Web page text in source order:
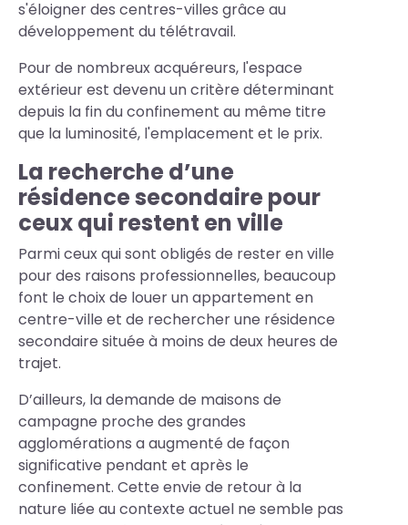
s'éloigner des centres-villes grâce au
développement du télétravail.
Pour de nombreux acquéreurs, l'espace
extérieur est devenu un critère déterminant
depuis la fin du confinement au même titre
que la luminosité, l'emplacement et le prix.
La recherche d’une
résidence secondaire pour
ceux qui restent en ville
Parmi ceux qui sont obligés de rester en ville
pour des raisons professionnelles, beaucoup
font le choix de louer un appartement en
centre-ville et de rechercher une résidence
secondaire située à moins de deux heures de
trajet.
D’ailleurs, la demande de maisons de
campagne proche des grandes
agglomérations a augmenté de façon
significative pendant et après le
confinement. Cette envie de retour à la
nature liée au contexte actuel ne semble pas